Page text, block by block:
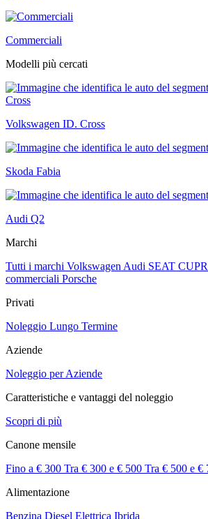
Commerciali
Modelli più cercati
Volkswagen ID. Cross
Skoda Fabia
Audi Q2
Marchi
Tutti i marchi Volkswagen Audi SEAT
commerciali Porsche
Privati
Noleggio Lungo Termine
Aziende
Noleggio per Aziende
Caratteristiche e vantaggi del noleggio
Scopri di più
Canone mensile
Fino a € 300 Tra € 300 e € 500 Tra € 500 e €
Alimentazione
Benzina Diesel Elettrica Ibrida